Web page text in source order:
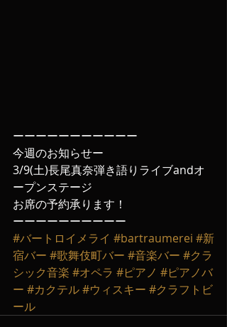
ーーーーーーーーーーー
今週のお知らせー
3/9(土)長尾真奈弾き語りライブandオ
ープンステージ
お席の予約承ります！
ーーーーーーーーーー
#バートロイメライ #bartraumerei #新
宿バー #歌舞伎町バー #音楽バー #クラ
シック音楽 #オペラ #ピアノ #ピアノバ
ー #カクテル#ウィスキー #クラフトビ
ール